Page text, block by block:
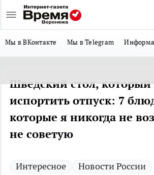
Мы в ВКонтакте Мы в Telegram
Шведский стол,
испортить отпуск: 7
которые я никогда не
не советую
Интересное
Новости России